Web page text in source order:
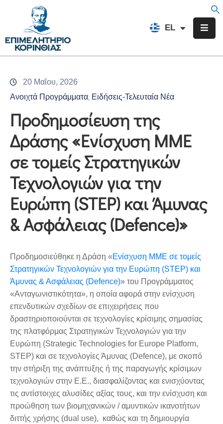
EL
FR
Επιμελητήριο
Υπηρεσίες
Προγράμματα
Δράσεις
Εκδηλώσεις
Επικοινωνία
20 Μαΐου, 2026
Ανοιχτά Προγράμματα Ειδήσεις-Τελευταία Νέα
Προδημοσίευση της
Δράσης «Ενίσχυση ΜΜΕ
σε τομείς Στρατηγικών
Τεχνολογιών για την
Ευρώπη (STEP) και Άμυνας
& Ασφάλειας (Defence)»
Προδημοσιεύθηκε η Δράση «Ενίσχυση ΜΜΕ σε τομείς
Στρατηγικών Τεχνολογιών για την Ευρώπη (STEP) και
Άμυνας & Ασφάλειας (Defence)» του Προγράμματος
«Ανταγωνιστικότητα», η οποία αφορά στην ενίσχυση
επενδυτικών σχεδίων σε επιχειρήσεις που
δραστηριοποιούνται σε τεχνολογίες κρίσιμης σημασίας
της πλατφόρμας Στρατηγικών Τεχνολογιών για την
Ευρώπη (Strategic Technologies for Europe Platform,
STEP) και σε τεχνολογίες Άμυνας (Defence), με σκοπό
την στήριξη της ανάπτυξης ή της παραγωγής κρίσιμων
τεχνολογιών στην Ε.Ε., διασφαλίζοντας και ενισχύοντας
τις αντίστοιχες αλυσίδες αξίας τους, και την ενίσχυση και
προώθηση των βιομηχανικών / αμυντικών ικανοτήτων
διττής χρήσης (dual use), καθώς και τη δημιουργία